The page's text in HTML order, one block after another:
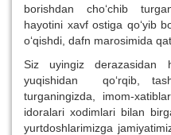
borishdan cho‘chib
hayotini xavf ostiga qo‘yib
o‘qishdi, dafn marosimida
Siz uyingiz derazasidan
yuqishidan qo‘rqib,
turganingizda, imom-
idoralari xodimlari bilan
yurtdoshlarimizga